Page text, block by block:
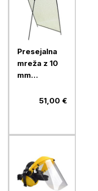
Presejalna
mreža z 10
mm
51,00 €